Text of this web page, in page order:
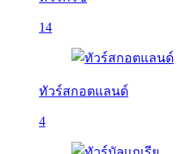
14
ทัวร์สกอตแลนด์
4